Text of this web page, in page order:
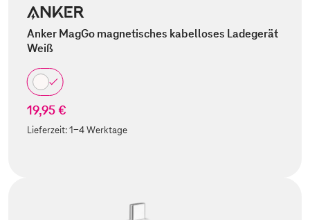
Anker MagGo magnetisches kabelloses Ladegerät
Weiß
19,95 €
Lieferzeit:1-4 Werktage